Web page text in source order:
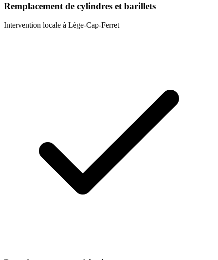
Remplacement de cylindres et barillets
Intervention locale à Lège-Cap-Ferret